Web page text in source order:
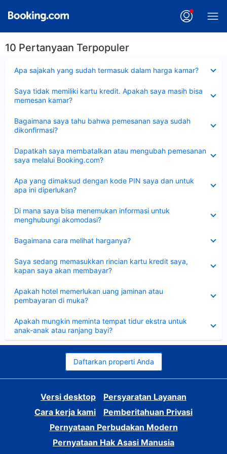
10 Pertanyaan Terpopuler
Apa sajakah yang sudah termasuk dalam harga kamar?
Saya tidak memiliki kartu kredit. Apakah saya masih bisa
memesan kamar?
Bagaimana saya tahu bahwa pemesanan saya sudah
dikonfirmasi?
Dapatkah saya membatalkan atau mengubah pemesanan
saya melalui Booking.com?
Apa yang dimaksud dengan kode PIN saya dan untuk
apa ini diperlukan?
Di mana saya bisa menemukan informasi untuk
menghubungi akomodasi?
Bagaimana cara melihat harganya?
Saya sedang memasukkan rincian kartu kredit saya,
kapan saya akan membayar?
Apakah hotel memerlukan uang jaminan atau
pembayaran di muka?
Apakah mungkin meminta tempat tidur ekstra untuk
anak-anak atau ranjang bayi?
Daftarkan properti Anda
Versi desktop
Persyaratan Layanan
Cara kerja kami
Pemberitahuan Privasi
Pernyataan Perbudakan Modern
Pernyataan Hak Asasi Manusia